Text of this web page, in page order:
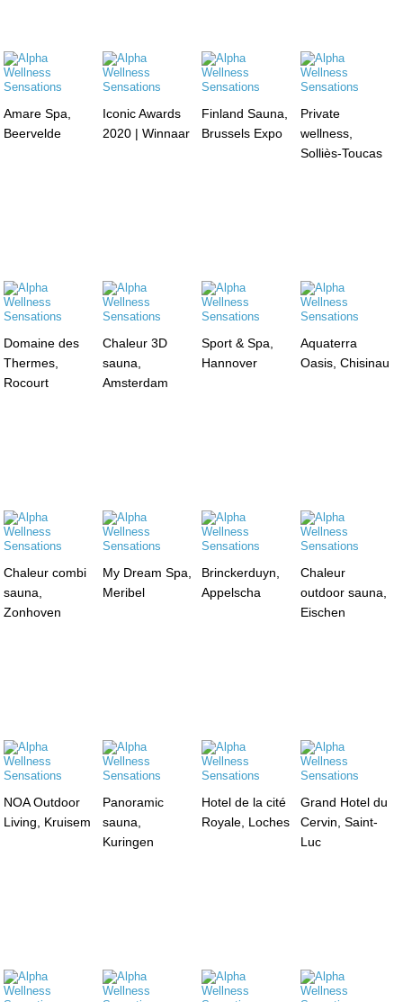
Amare Spa,
Beervelde
Iconic Awards
2020 | Winnaar
Finland Sauna,
Brussels Expo
Private
wellness,
Solliès-Toucas
Domaine des
Thermes,
Rocourt
Chaleur 3D
sauna,
Amsterdam
Sport & Spa,
Hannover
Aquaterra
Oasis, Chisinau
Chaleur combi
sauna,
Zonhoven
My Dream Spa,
Meribel
Brinckerduyn,
Appelscha
Chaleur
outdoor sauna,
Eischen
NOA Outdoor
Living, Kruisem
Panoramic
sauna,
Kuringen
Hotel de la cité
Royale, Loches
Grand Hotel du
Cervin, Saint-
Luc